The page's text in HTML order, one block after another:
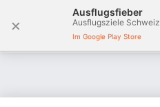
×
Ausflugsfieber
Ausflugsziele Schweiz
Im Google Play Store